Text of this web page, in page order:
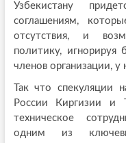
Узбекистану
соглашениям,
отсутствия, и
политику, игнорируя
членов организации, у
Так что спекуляции
России Киргизии и
техническое
одним из